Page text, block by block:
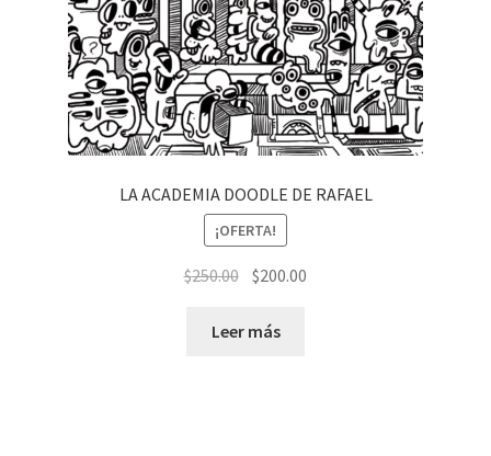
LA ACADEMIA DOODLE DE RAFAEL
¡OFERTA!
$250.00 El
original
$200.00
Leer más